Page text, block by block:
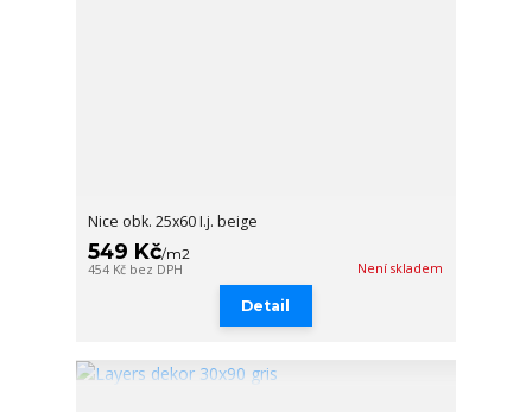
Nice obk. 25x60 I.j. beige
549 Kč/m2
454 Kč bez DPH Není skladem
Detail